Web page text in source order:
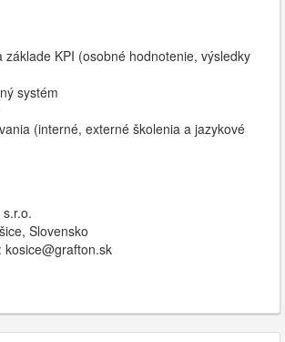
základe KPI (osobné hodnotenie, výsledky
systém
(interné, externé školenia a jazykové
Slovensko
kosice@grafton.sk